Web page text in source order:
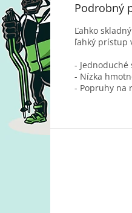
Podrobný
Ľahko
ľahký prístup
- Jednoduché
- Nízka
- Popruhy na